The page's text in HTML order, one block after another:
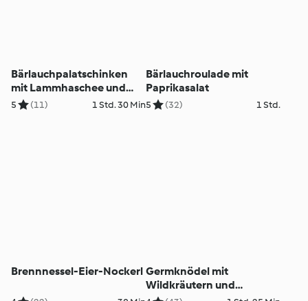
Bärlauchpalatschinken
mit Lammhaschee und
Sauerrahmdip
5 (11) 1 Std. 30 Min
Bärlauchroulade mit
Paprikasalat
5 (32) 1 Std.
Brennnessel-Eier-Nockerl Germknödel mit
Wildkräutern und
Paradeisragout